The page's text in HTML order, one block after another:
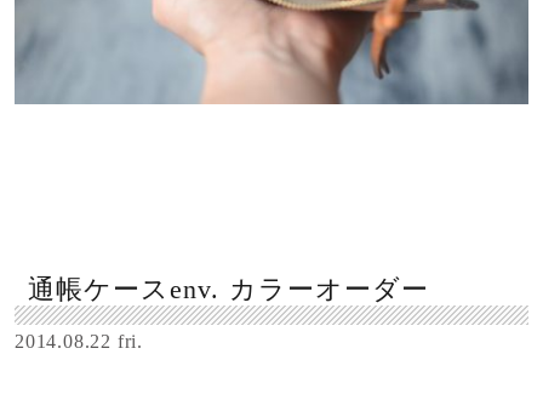
通帳ケースenv. カラーオーダー
2014.08.22 fri.